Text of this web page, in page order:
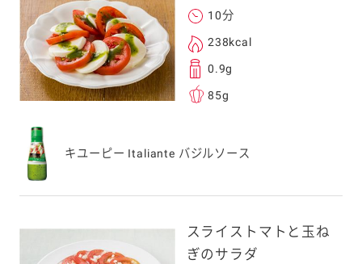
信する事ができ
身以外の方に送
送していただけ
10分
238kcal
0.9g
85g
キユーピー Italiante バジルソース
スライストマトと玉ね
ぎのサラダ